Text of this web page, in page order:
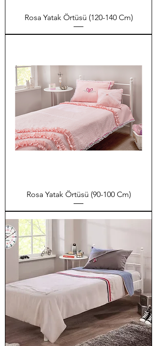
Rosa Yatak Örtüsü (120-140 Cm)
Rosa Yatak Örtüsü (90-100 Cm)